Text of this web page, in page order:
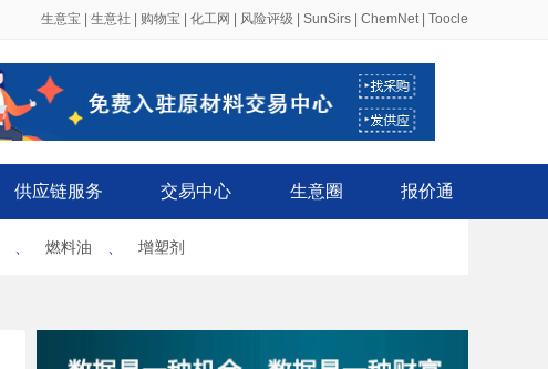
生意宝 生意社 购物宝 化工网 风险评级 SunSirs ChemNet| Toocle
供应链服务 交易中心 生意圈 报价通
燃料油 增塑剂